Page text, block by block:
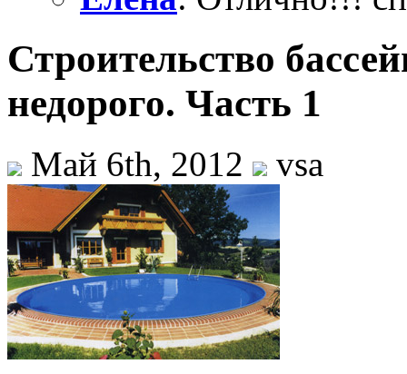
Строительство
недорого. Часть 1
Май 6th, 2012 vsa